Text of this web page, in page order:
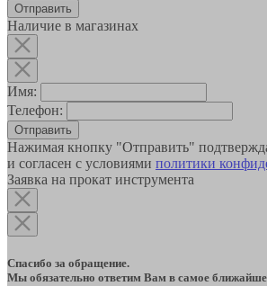
Наличие в магазинах
Имя:
Телефон:
Отправить
Нажимая кнопку "Отправить"
и согласен с условиями политики
Заявка на прокат инструмента
Спасибо за обращение.
Мы обязательно ответим Вам в самое